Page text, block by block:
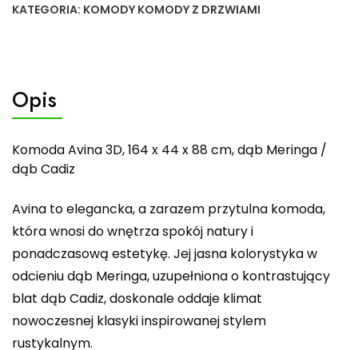
KATEGORIA: KOMODY KOMODY Z DRZWIAMI
Opis
Komoda Avina 3D, 164 x 44 x 88 cm, dąb Meringa /
dąb Cadiz
Avina to elegancka, a zarazem przytulna komoda,
która wnosi do wnętrza spokój natury i
ponadczasową estetykę. Jej jasna kolorystyka w
odcieniu dąb Meringa, uzupełniona o kontrastujący
blat dąb Cadiz, doskonale oddaje klimat
nowoczesnej klasyki inspirowanej stylem
rustykalnym.